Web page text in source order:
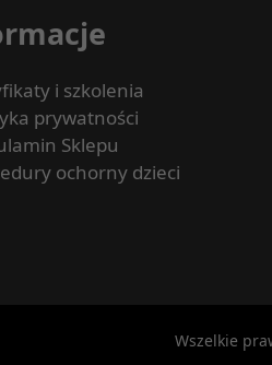
i szkolenia
prywatności
Sklepu
ochorny dzieci
Wszelkie